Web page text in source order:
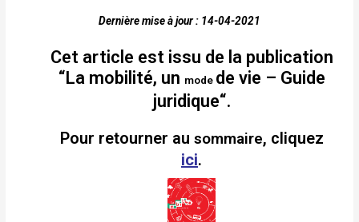
Dernière mise à jour : 14-04-2021
Cet article est issu de la publication
“La mobilité, un mode de vie – Guide
juridique“.
Pour retourner au sommaire, cliquez
ici.